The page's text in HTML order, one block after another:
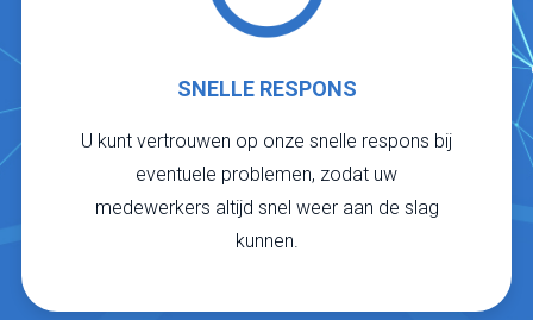
SNELLE RESPONS
U kunt vertrouwen op onze snelle respons bij
eventuele problemen, zodat uw
medewerkers altijd snel weer aan de slag
kunnen.